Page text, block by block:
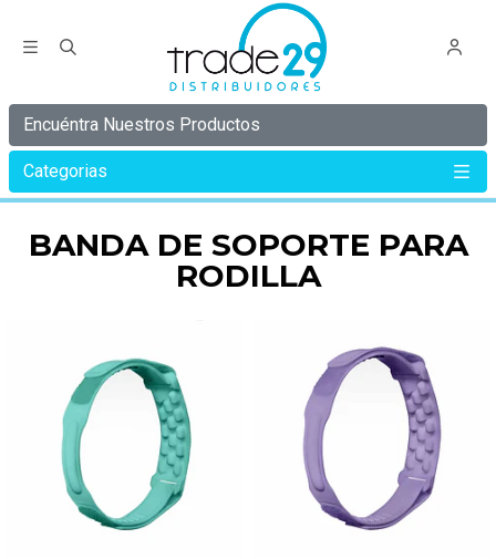
Encuéntra Nuestros Productos
Categorias
BANDA DE SOPORTE PARA
RODILLA